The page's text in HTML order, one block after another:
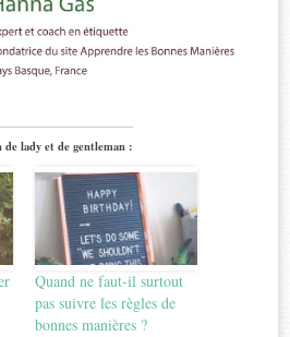
lady et de gentleman :
Quand ne faut-il surtout
pas suivre les règles de
bonnes manières ?